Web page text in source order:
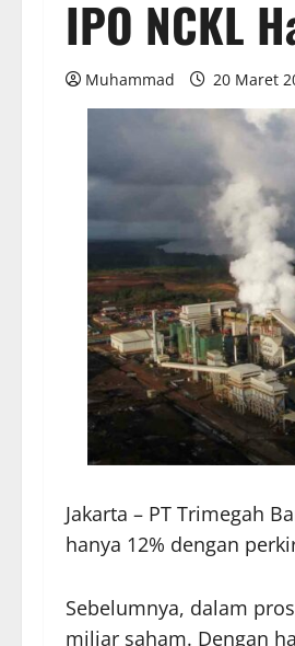
IPO NCKL
Muhammad 20 Maret
Jakarta – PT Trimegah
hanya 12% dengan
Sebelumnya, dalam
miliar saham. Dengan